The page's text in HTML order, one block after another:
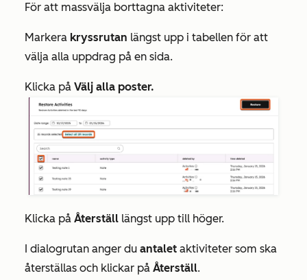
För att massvälja borttagna aktiviteter:
Markera kryssrutan längst upp i tabellen för att
välja alla uppdrag på en sida.
Klicka på Välj alla poster.
Klicka på Återställ längst upp till höger.
I dialogrutan anger du antalet aktiviteter som ska
återställas och klickar på Återställ.